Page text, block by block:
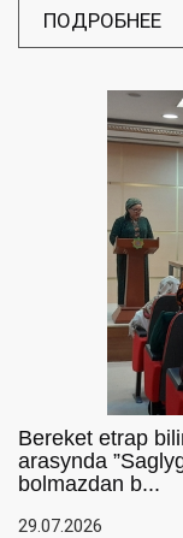
ПОДРОБНЕЕ
Bereket etrap
arasynda
bolmazdan b...
29.07.2026